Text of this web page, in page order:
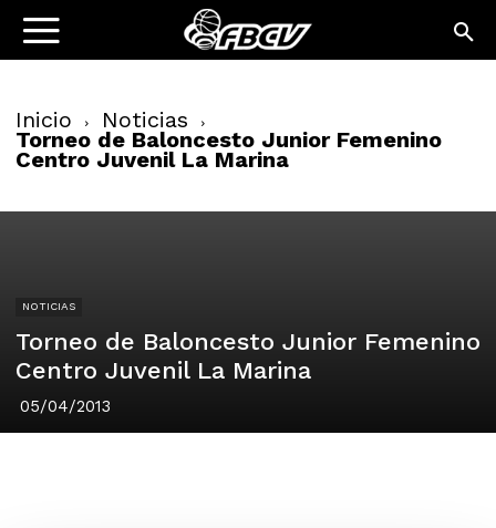
Inicio Noticias
Torneo de Baloncesto Junior Femenino
Centro Juvenil La Marina
NOTICIAS
Torneo de Baloncesto Junior Femenino
Centro Juvenil La Marina
05/04/2013